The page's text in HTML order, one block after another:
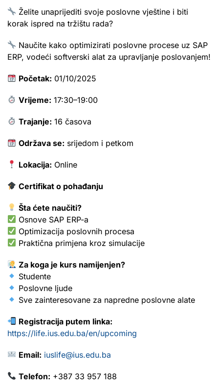
Želite unaprijediti svoje poslovne vještine i biti
korak ispred na tržištu rada?
Naučite kako optimizirati poslovne procese uz SAP
ERP, vodeći softverski alat za upravljanje poslovanjem!
Početak: 01/10/2025
Vrijeme: 17:30–19:00
Trajanje: 16 časova
Održava se: srijedom i petkom
Lokacija: Online
Certifikat o pohađanju
Šta ćete naučiti?
Osnove SAP ERP-a
Optimizacija poslovnih procesa
Praktična primjena kroz simulacije
Za koga je kurs namijenjen?
Studente
Poslovne ljude
Sve zainteresovane za napredne poslovne alate
Registracija putem linka:
https://life.ius.edu.ba/en/upcoming
Email: iuslife@ius.edu.ba
Telefon: +387 33 957 188